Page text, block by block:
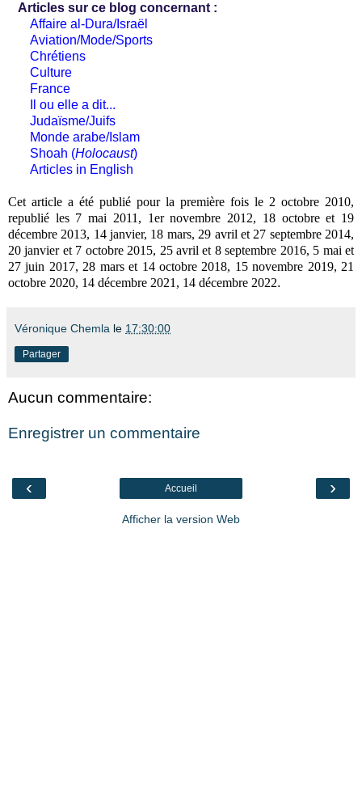
Articles sur ce blog concernant :
Affaire al-Dura/Israël
Aviation/Mode/Sports
Chrétiens
Culture
France
Il ou elle a dit...
Judaïsme/Juifs
Monde arabe/Islam
Shoah (Holocaust)
Articles in English
Cet article a été publié pour la première fois le 2 octobre 2010,
republié les 7 mai 2011, 1er novembre 2012, 18 octobre et 19
décembre 2013, 14 janvier, 18 mars, 29 avril et 27 septembre 2014,
20 janvier et 7 octobre 2015, 25 avril et 8 septembre 2016, 5 mai et
27 juin 2017, 28 mars et 14 octobre 2018, 15 novembre 2019, 21
octobre 2020, 14 décembre 2021, 14 décembre 2022.
Véronique Chemla le 17:30:00
Partager
Aucun commentaire:
Enregistrer un commentaire
‹ ›
Accueil
Afficher la version Web